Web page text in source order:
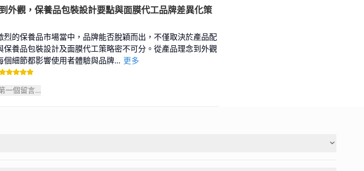
外觀，保養品包裝設計要點與面膜代工品牌差異化策
烈的保養品市場當中，品牌能否脫穎而出，不僅取決於產品配
保養品包裝設計及面膜代工策略密不可分。從產品理念到外觀
個細節都影響使用者體驗與品牌... 更多
一個留言...